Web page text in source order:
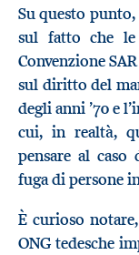
Su questo
sul fatto che le
Convenzione
sul diritto del
degli anni ’70 e
cui, in realtà,
pensare al caso
fuga di persone
È curioso
ONG tedesche